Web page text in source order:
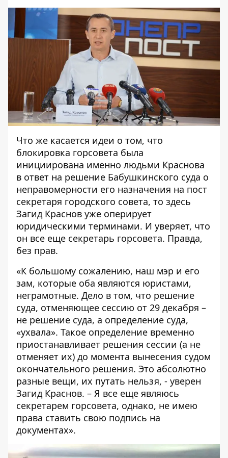
Что же касается идеи о том, что
блокировка горсовета была
инициирована именно людьми Краснова
в ответ на решение Бабушкинского суда о
неправомерности его назначения на пост
секретаря городского совета, то здесь
Загид Краснов уже оперирует
юридическими терминами. И уверяет, что
он все еще секретарь горсовета. Правда,
без прав.
«К большому сожалению, наш мэр и его
зам, которые оба являются юристами,
неграмотные. Дело в том, что решение
суда, отменяющее сессию от 29 декабря –
не решение суда, а определение суда,
«ухвала». Такое определение временно
приостанавливает решения сессии (а не
отменяет их) до момента вынесения судом
окончательного решения. Это абсолютно
разные вещи, их путать нельзя, - уверен
Загид Краснов. – Я все еще являюсь
секретарем горсовета, однако, не имею
права ставить свою подпись на
документах».